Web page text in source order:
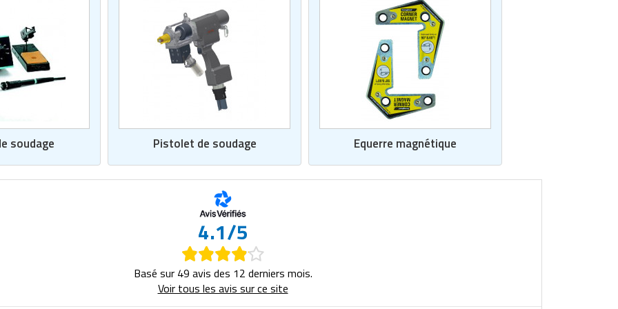
soudage Pistolet de soudage Equerre magnétique
4.1/5
Basé sur 49 avis des 12 derniers mois.
Voir tous les avis sur ce site